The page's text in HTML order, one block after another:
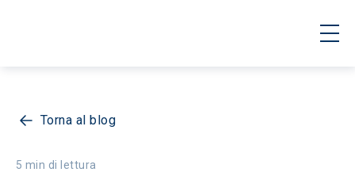
Torna al blog
5 min di lettura